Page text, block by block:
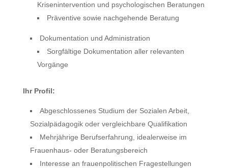
Krisenintervention und psychologischen Beratungen
Präventive sowie nachgehende Beratung
Dokumentation und Administration
Sorgfältige Dokumentation aller relevanten
Vorgänge
Ihr Profil:
Abgeschlossenes Studium der Sozialen Arbeit,
Sozialpädagogik oder vergleichbare Qualifikation
Mehrjährige Berufserfahrung, idealerweise im
Frauenhaus- oder Beratungsbereich
Interesse an frauenpolitischen Fragestellungen